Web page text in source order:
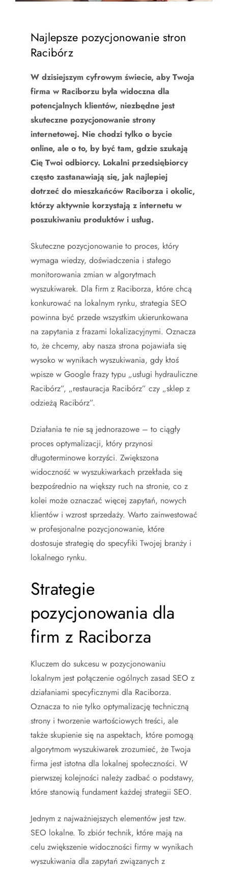
Najlepsze pozycjonowanie stron
Racibórz
W dzisiejszym cyfrowym świecie, aby Twoja
firma w Raciborzu była widoczna dla
potencjalnych klientów, niezbędne jest
skuteczne pozycjonowanie strony
internetowej. Nie chodzi tylko o bycie
online, ale o to, by być tam, gdzie szukają
Cię Twoi odbiorcy. Lokalni przedsiębiorcy
często zastanawiają się, jak najlepiej
dotrzeć do mieszkańców Raciborza i okolic,
którzy aktywnie korzystają z internetu w
poszukiwaniu produktów i usług.
Skuteczne pozycjonowanie to proces, który
wymaga wiedzy, doświadczenia i stałego
monitorowania zmian w algorytmach
wyszukiwarek. Dla firm z Raciborza, które chcą
konkurować na lokalnym rynku, strategia SEO
powinna być przede wszystkim ukierunkowana
na zapytania z frazami lokalizacyjnymi. Oznacza
to, że chcemy, aby nasza strona pojawiała się
wysoko w wynikach wyszukiwania, gdy ktoś
wpisze w Google frazy typu „usługi hydrauliczne
Racibórz”, „restauracja Racibórz” czy „sklep z
odzieżą Racibórz”.
Działania te nie są jednorazowe – to ciągły
proces optymalizacji, który przynosi
długoterminowe korzyści. Zwiększona
widoczność w wyszukiwarkach przekłada się
bezpośrednio na większy ruch na stronie, co z
kolei może oznaczać więcej zapytań, nowych
klientów i wzrost sprzedaży. Warto zainwestować
w profesjonalne pozycjonowanie, które
dostosuje strategię do specyfiki Twojej branży i
lokalnego rynku.
Strategie
pozycjonowania dla
firm z Raciborza
Kluczem do sukcesu w pozycjonowaniu
lokalnym jest połączenie ogólnych zasad SEO z
działaniami specyficznymi dla Raciborza.
Oznacza to nie tylko optymalizację techniczną
strony i tworzenie wartościowych treści, ale
także skupienie się na aspektach, które pomogą
algorytmom wyszukiwarek zrozumieć, że Twoja
firma jest istotna dla lokalnej społeczności. W
pierwszej kolejności należy zadbać o podstawy,
które stanowią fundament każdej strategii SEO.
Jednym z najważniejszych elementów jest tzw.
SEO lokalne. To zbiór technik, które mają na
celu zwiększenie widoczności firmy w wynikach
wyszukiwania dla zapytań związanych z